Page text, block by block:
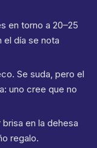
en torno a 20–25
día se nota
Se suda, pero el
uno cree que no
en la dehesa
regalo.